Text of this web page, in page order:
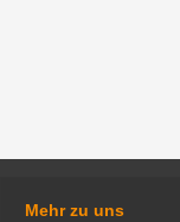
Mehr zu uns